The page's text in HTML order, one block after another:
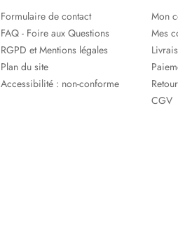
Formulaire de contact
FAQ - Foire aux Questions
RGPD et Mentions légales
Plan du site
Accessibilité : non-conforme
Mon
Mes
CGV